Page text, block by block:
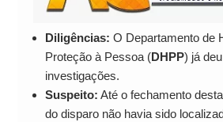
Diligências: O Departamento de
Proteção à Pessoa (DHPP) já
investigações.
Suspeito: Até o fechamento
do disparo não havia sido